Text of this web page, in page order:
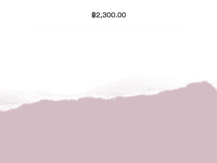
฿2,300.00